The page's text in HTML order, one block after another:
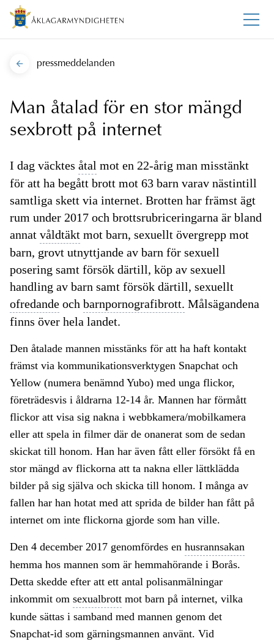
pressmeddelanden
Man åtalad för en stor mängd
sexbrott på internet
I dag väcktes åtal mot en 22-årig man misstänkt
för att ha begått brott mot 63 barn varav nästintill
samtliga skett via internet. Brotten har främst ägt
rum under 2017 och brottsrubriceringarna är bland
annat våldtäkt mot barn, sexuellt övergrepp mot
barn, grovt utnyttjande av barn för sexuell
posering samt försök därtill, köp av sexuell
handling av barn samt försök därtill, sexuellt
ofredande och barnpornografibrott. Målsägandena
finns över hela landet.
Den åtalade mannen misstänks för att ha haft kontakt
främst via kommunikationsverktygen Snapchat och
Yellow (numera benämnd Yubo) med unga flickor,
företrädesvis i åldrarna 12-14 år. Mannen har förmått
flickor att visa sig nakna i webbkamera/mobilkamera
eller att spela in filmer där de onanerat som de sedan
skickat till honom. Han har även fått eller försökt få en
stor mängd av flickorna att ta nakna eller lättklädda
bilder på sig själva och skicka till honom. I många av
fallen har han hotat med att sprida de bilder han fått på
internet om inte flickorna gjorde som han ville.
Den 4 december 2017 genomfördes en husrannsakan
hemma hos mannen som är hemmahörande i Borås.
Detta skedde efter att ett antal polisanmälningar
inkommit om sexualbrott mot barn på internet, vilka
kunde sättas i samband med mannen genom det
Snapchat-id som gärningsmannen använt. Vid